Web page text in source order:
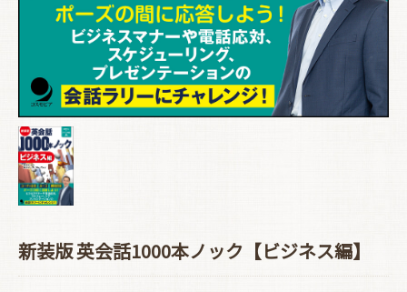
新装版 英会話1000本ノック【ビジネス編】